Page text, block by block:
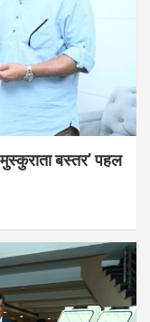
बस्तर’ पहल